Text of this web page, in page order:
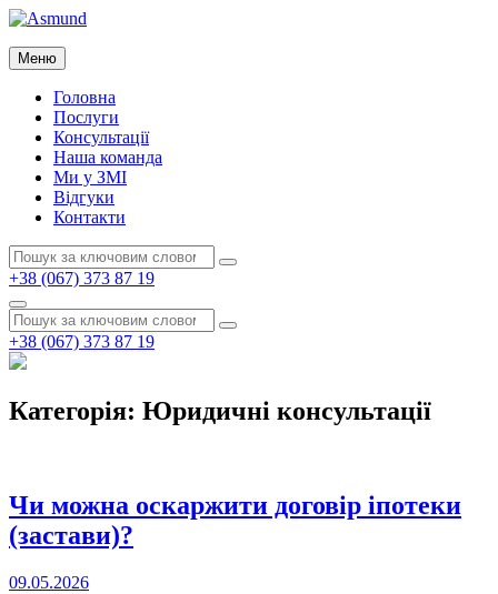
Перейти
вмісту
Asmund
Asmund
Меню
Головна
Послуги
Консультації
Наша команда
Ми у ЗМІ
Відгуки
Контакти
Пошук:
Пошук
+38 (067) 373 87 19
Пошук
Пошук:
Пошук
+38 (067) 373 87 19
Категорія: Юридичні консультації
Чи можна оскаржити договір іпотеки
(застави)?
Опубліковано
09.05.2026